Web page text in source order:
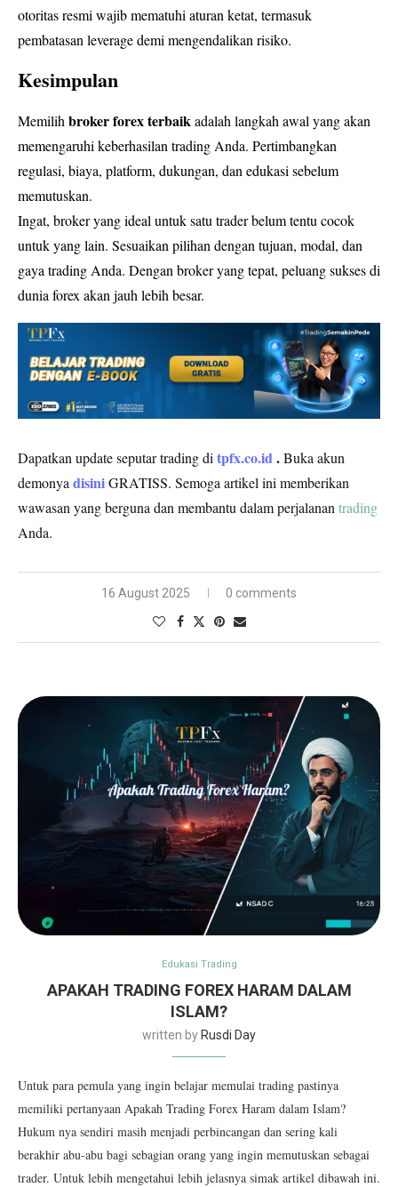
otoritas resmi wajib mematuhi aturan ketat, termasuk
pembatasan leverage demi mengendalikan risiko.
Kesimpulan
Memilih broker forex terbaikadalah langkah awal yang akan
memengaruhi keberhasilan trading Anda. Pertimbangkan
regulasi, biaya, platform, dukungan, dan edukasi sebelum
memutuskan.
Ingat, broker yang ideal untuk satu trader belum tentu cocok
untuk yang lain. Sesuaikan pilihan dengan tujuan, modal, dan
gaya trading Anda. Dengan broker yang tepat, peluang sukses di
dunia forex akan jauh lebih besar.
Dapatkan update seputar trading di tpfx.co.id .Buka akun
demonya disiniGRATISS. Semoga artikel ini memberikan
wawasan yang berguna dan membantu dalam perjalanan trading
Anda.
16 August 2025 0 comments
Edukasi Trading
APAKAH TRADING FOREX HARAM DALAM
ISLAM?
written by Rusdi Day
Untuk para pemula yang ingin belajar memulai trading pastinya
memiliki pertanyaan Apakah Trading Forex Haram dalam Islam?
Hukum nya sendiri masih menjadi perbincangan dan sering kali
berakhir abu-abu bagi sebagian orang yang ingin memutuskan sebagai
trader. Untuk lebih mengetahui lebih jelasnya simak artikel dibawah ini.